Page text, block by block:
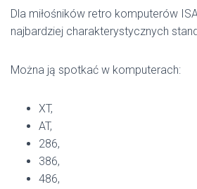
Dla miłośników retro komputerów
najbardziej charakterystycznych
Można ją spotkać w komputerach:
XT,
AT,
286,
386,
486,